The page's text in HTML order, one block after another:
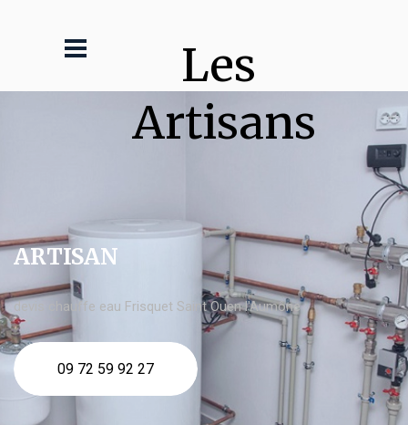
Les
Artisans
ARTISAN
devis chauffe eau Frisquet Saint Ouen l'Aumône
09 72 59 92 27